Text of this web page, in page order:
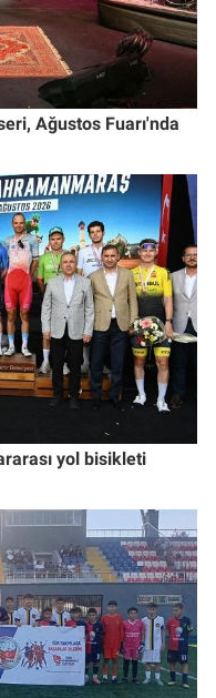
Ağustos Fuarı'nda
yol bisikleti